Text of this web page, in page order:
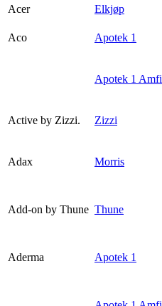
Acer
Elkjøp
Aco Apotek 1
Apotek 1 Amfi
Active by Zizzi. Zizzi
Adax Morris
Add-on by Thune Thune
Aderma Apotek 1